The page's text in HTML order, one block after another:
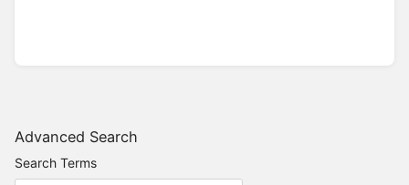
Advanced Search
Search Terms